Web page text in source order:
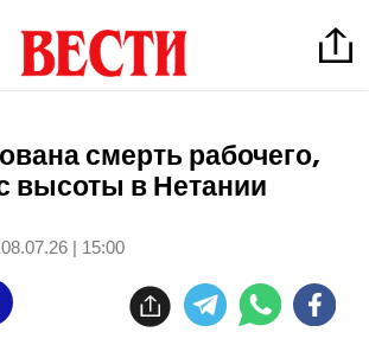
смерть рабочего,
высоты в Нетании
08.07.26 | 15:00